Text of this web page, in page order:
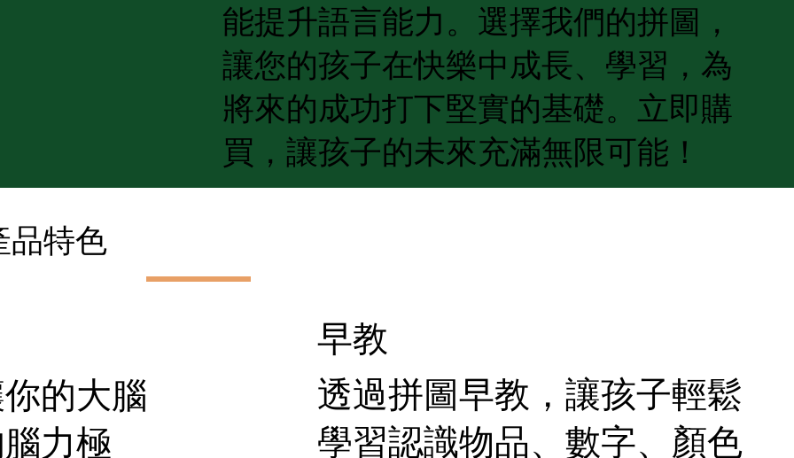
能提升語言能力。選擇我們的拼圖，
讓您的孩子在快樂中成長、學習，為
將來的成功打下堅實的基礎。立即購
買，讓孩子的未來充滿無限可能！
品特色
的大腦
力極
透過拼圖早教，讓孩子輕鬆
學習認識物品、數字、顏色
早教